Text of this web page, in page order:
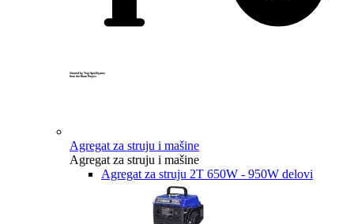
Created by Yogi Aprelliyanto
from the Noun Project
Agregat za struju i mašine
Agregat za struju i mašine
Agregat za struju 2T 650W - 950W delovi